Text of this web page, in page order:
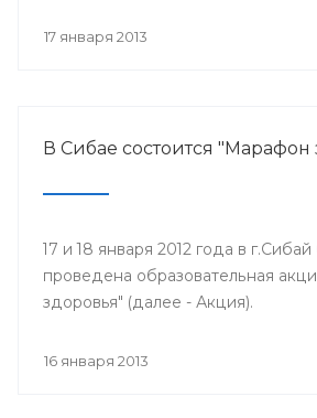
17 января 2013
В Сибае состоится "Марафон
17 и 18 января 2012 года в
проведена образовательная
здоровья" (далее - Акция).
16 января 2013